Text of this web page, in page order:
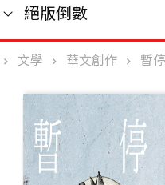
絕版倒數
文學 華文創作 暫